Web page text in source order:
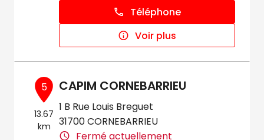
Téléphone
Voir plus
5
13.67
km
CAPIM CORNEBARRIEU
1 B Rue Louis Breguet
31700 CORNEBARRIEU
Fermé actuellement